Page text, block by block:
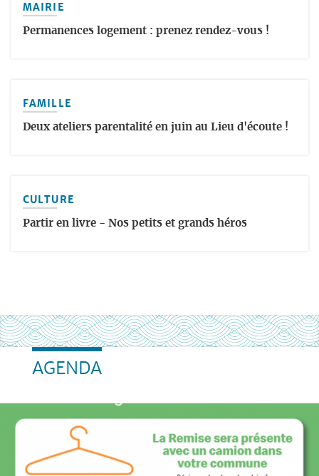
MAIRIE
Permanences logement : prenez rendez-vous !
FAMILLE
Deux ateliers parentalité en juin au Lieu d'écoute !
CULTURE
Partir en livre - Nos petits et grands héros
AGENDA